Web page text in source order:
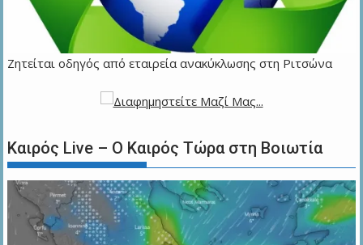
Ζητείται οδηγός από εταιρεία ανακύκλωσης στη Ριτσώνα
Καιρός Live – Ο Καιρός Τώρα στη Βοιωτία